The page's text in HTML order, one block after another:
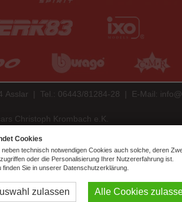
Asslar | Tel.: 06443/81284-28 | E-Mail:
Christoph Krombach e.K.
customer reviews | Trusted Shops
Cookies
technisch notwendigen Cookies auch solche, deren
oder die Personalisierung Ihrer Nutzererfahrung ist.
finden Sie in unserer Datenschutzerklärung.
zulassen Alle Cookies